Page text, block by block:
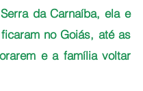
da Carnaíba, ela e
no Goiás, até as
e a família voltar